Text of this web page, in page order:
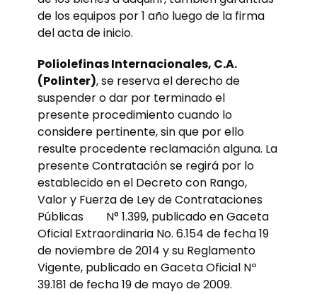
de los equipos por 1 año luego de la firma
del acta de inicio.
Poliolefinas Internacionales, C.A.
(Polinter), se reserva el derecho de
suspender o dar por terminado el
presente procedimiento cuando lo
considere pertinente, sin que por ello
resulte procedente reclamación alguna. La
presente Contratación se regirá por lo
establecido en el Decreto con Rango,
Valor y Fuerza de Ley de Contrataciones
Públicas N° 1.399, publicado en Gaceta
Oficial Extraordinaria No. 6.154 de fecha 19
de noviembre de 2014 y su Reglamento
Vigente, publicado en Gaceta Oficial Nº
39.181 de fecha 19 de mayo de 2009.